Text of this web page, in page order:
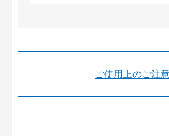
ご使用上のご注